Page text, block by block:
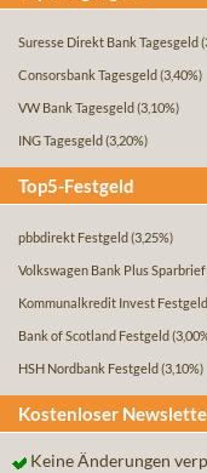
Suresse Direkt Bank Tagesgeld
Consorsbank Tagesgeld (3,40%)
VW Bank Tagesgeld (3,10%)
ING Tagesgeld (3,20%)
Top5-Festgeld
pbbdirekt Festgeld (3,25%)
Volkswagen Bank Plus Sparbrief
Kommunalkredit Invest Festgeld
Bank of Scotland Festgeld
HSH Nordbank Festgeld (3,10%)
Kostenloser
Keine Änderungen